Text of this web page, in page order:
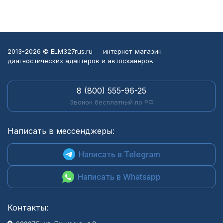
2013-2026 © ELM327rus.ru — интернет-магазин
диагностических адаптеров и автосканеров
8 (800) 555-96-25
Звонок бесплатный по РФ
Написать в мессенджеры:
Написать в Telegram
Написать в Whatsapp
Контакты: